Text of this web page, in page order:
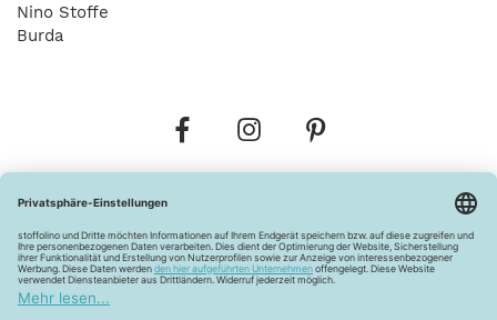
Nino Stoffe
Burda
Widerrufsbelehrung Vertrag widerrufen
Barrierefreiheitserklärung